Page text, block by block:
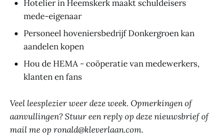
Hotelier in Heemskerk maakt schuldeisers
mede-eigenaar
Personeel hoveniersbedrijf Donkergroen kan
aandelen kopen
Hou de HEMA - coöperatie van medewerkers,
klanten en fans
Veel leesplezier weer deze week. Opmerkingen of
aanvullingen? Stuur een reply op deze nieuwsbrief of
mail me op ronald@kleverlaan.com.